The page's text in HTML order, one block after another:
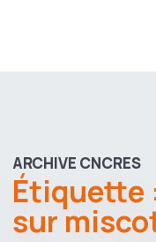
ARCHIVE CNCRES
Étiquette
sur